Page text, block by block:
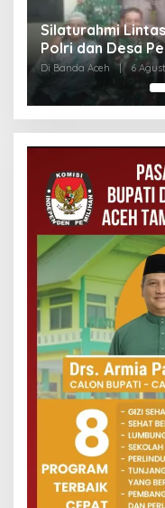
HUT ke-53 Bank
Memperkuat
Keberkahan Bagi
Di Banda Aceh | 6